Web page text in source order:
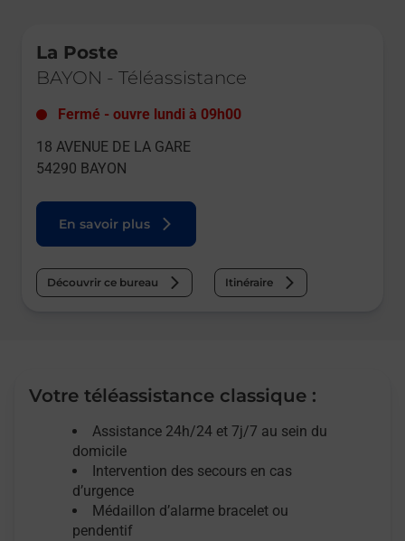
La Poste
BAYON - Téléassistance
Fermé - ouvre lundi à 09h00
18 AVENUE DE LA GARE
54290 BAYON
En savoir plus
Découvrir ce bureau Itinéraire
Votre téléassistance classique :
Assistance 24h/24 et 7j/7 au sein du
domicile
Intervention des secours en cas
d’urgence
Médaillon d’alarme bracelet ou
pendentif